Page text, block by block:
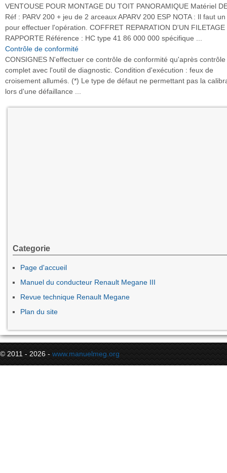
VENTOUSE POUR MONTAGE DU TOIT PANORAMIQUE Matériel
Réf : PARV 200 + jeu de 2 arceaux APARV 200 ESP NOTA : Il faut
pour effectuer l'opération. COFFRET REPARATION D'UN FILETAGE
RAPPORTE Référence : HC type 41 86 000 000 spécifique ...
Contrôle de conformité
CONSIGNES N'effectuer ce contrôle de conformité qu'après contrôle
complet avec l'outil de diagnostic. Condition d'exécution : feux de
croisement allumés. (*) Le type de défaut ne permettant pas la
lors d'une défaillance ...
Categorie
Page d'accueil
Manuel du conducteur Renault Megane III
Revue technique Renault Megane
Plan du site
© 2011 - 2026 - www.manuelmeg.org